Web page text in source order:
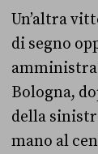
Un’altra
di segno
Bologna,
della
mano al